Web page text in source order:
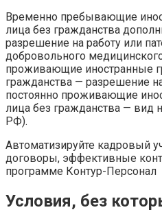
Временно пребывающие
лица без гражданства
разрешение на работу или
добровольного
проживающие иностранные
гражданства — разрешение
постоянно проживающие
лица без гражданства — вид
РФ).
Автоматизируйте кадровый
договоры, эффективные
программе Контур-Персонал
Условия, без